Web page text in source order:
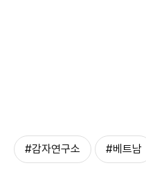
#감자연구소 #베트남